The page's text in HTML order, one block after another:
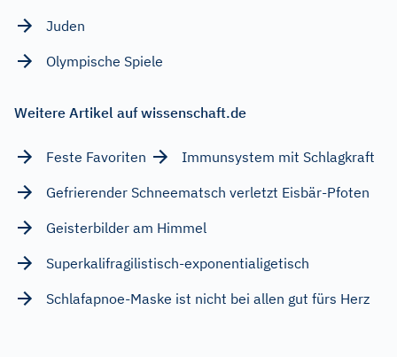
Juden
Olympische Spiele
Weitere Artikel auf wissenschaft.de
Feste Favoriten
Immunsystem mit Schlagkraft
Gefrierender Schneematsch verletzt Eisbär-Pfoten
Geisterbilder am Himmel
Superkalifragilistisch-exponentialigetisch
Schlafapnoe-Maske ist nicht bei allen gut fürs Herz